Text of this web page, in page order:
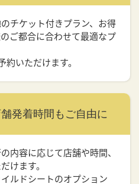
チケット付きプラン、お得
ご都合に合わせて最適なプ
いただけます。
発着時間もご自由に
内容に応じて店舗や時間、
けます。
ルドシートのオプション